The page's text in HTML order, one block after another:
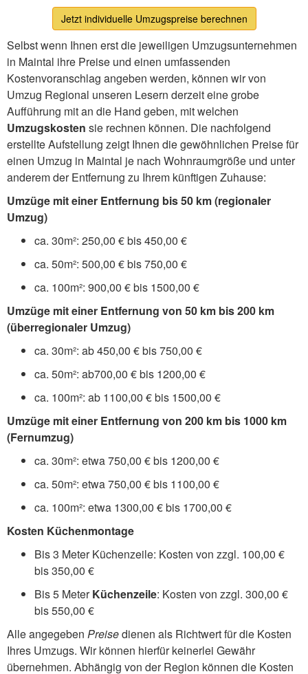
Jetzt individuelle Umzugspreise berechnen
Selbst wenn Ihnen erst die jeweiligen Umzugsunternehmen
in Maintal ihre Preise und einen umfassenden
Kostenvoranschlag angeben werden, können wir von
Umzug Regional unseren Lesern derzeit eine grobe
Aufführung mit an die Hand geben, mit welchen
Umzugskosten sie rechnen können. Die nachfolgend
erstellte Aufstellung zeigt Ihnen die gewöhnlichen Preise für
einen Umzug in Maintal je nach Wohnraumgröße und unter
anderem der Entfernung zu Ihrem künftigen Zuhause:
Umzüge mit einer Entfernung bis 50 km (regionaler
Umzug)
ca. 30m²: 250,00 € bis 450,00 €
ca. 50m²: 500,00 € bis 750,00 €
ca. 100m²: 900,00 € bis 1500,00 €
Umzüge mit einer Entfernung von 50 km bis 200 km
(überregionaler Umzug)
ca. 30m²: ab 450,00 € bis 750,00 €
ca. 50m²: ab700,00 € bis 1200,00 €
ca. 100m²: ab 1100,00 € bis 1500,00 €
Umzüge mit einer Entfernung von 200 km bis 1000 km
(Fernumzug)
ca. 30m²: etwa 750,00 € bis 1200,00 €
ca. 50m²: etwa 750,00 € bis 1100,00 €
ca. 100m²: etwa 1300,00 € bis 1700,00 €
Kosten Küchenmontage
Bis 3 Meter Küchenzeile: Kosten von zzgl. 100,00 €
bis 350,00 €
Bis 5 MeterKüchenzeile: Kosten von zzgl. 300,00 €
bis 550,00 €
Alle angegeben Preisedienen als Richtwert für die Kosten
Ihres Umzugs. Wir können hierfür keinerlei Gewähr
übernehmen. Abhängig von der Region können die Kosten